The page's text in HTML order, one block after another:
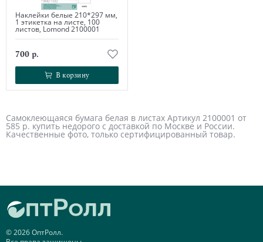
Наклейки белые 210*297 мм,
1 этикетка на листе, 100
листов, Lomond 2100001
700 р.
В корзину
В корзину
Самоклеющаяся бумага белая в листах Артикул 2100001 от
585 р. купить недорого с доставкой по Москве и России.
Качественные фото, только сертифицированный товар.
© 2026 ОптРолл.